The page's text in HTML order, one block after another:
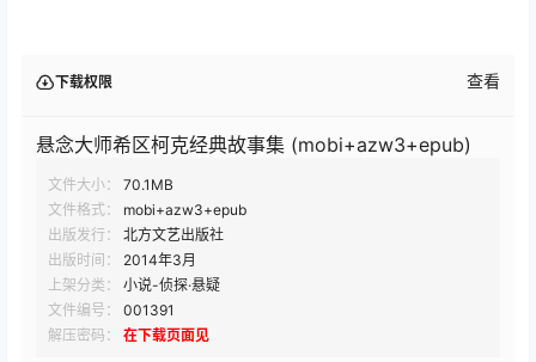
下载权限 查看
悬念大师希区柯克经典故事集 (mobi+azw3+epub)
文件大小：
70.1MB
文件格式：
mobi+azw3+epub
出版发行：
北方文艺出版社
出版时间：
2014年3月
上架分类：
小说-侦探·悬疑
文件编号：
001391
解压密码：
在下载页面见